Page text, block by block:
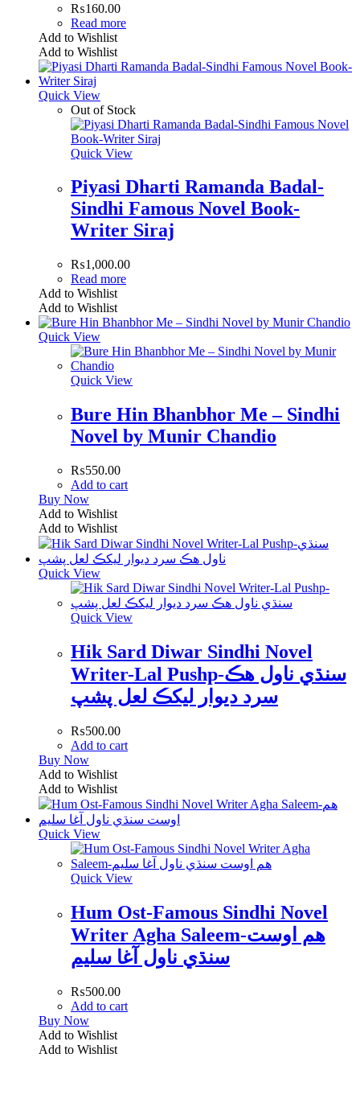
₨160.00
Read more
Add to Wishlist
Add to Wishlist
Quick View
Out of Stock
Quick View
Piyasi Dharti Ramanda Badal-
Sindhi Famous Novel Book-
Writer Siraj
₨1,000.00
Read more
Add to Wishlist
Add to Wishlist
Quick View
Quick View
Bure Hin Bhanbhor Me – Sindhi
Novel by Munir Chandio
₨550.00
Add to cart
Buy Now
Add to Wishlist
Add to Wishlist
Quick View
Quick View
Hik Sard Diwar Sindhi Novel
Writer-Lal Pushp-سنڌي ناول ھڪ
سرد ديوار ليکڪ لعل پشپ
₨500.00
Add to cart
Buy Now
Add to Wishlist
Add to Wishlist
Quick View
Quick View
Hum Ost-Famous Sindhi Novel
Writer Agha Saleem-ھم اوست
سنڌي ناول آغا سليم
₨500.00
Add to cart
Buy Now
Add to Wishlist
Add to Wishlist